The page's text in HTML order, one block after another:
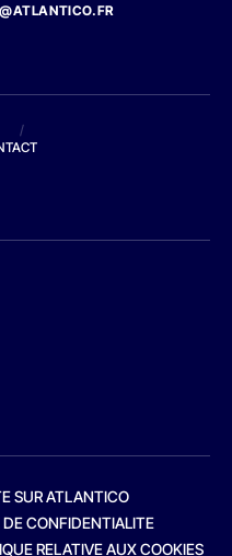
/
SUR ATLANTICO
DE CONFIDENTIALITE
RELATIVE AUX COOKIES